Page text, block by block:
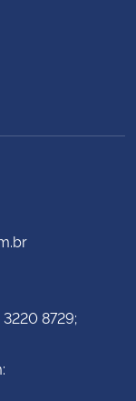
8729;